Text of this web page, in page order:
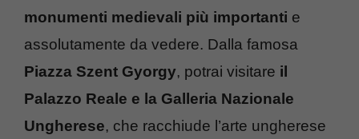
monumenti medievali più importanti e
assolutamente da vedere. Dalla famosa
Piazza Szent Gyorgy, potrai visitare il
Palazzo Reale e la Galleria Nazionale
Ungherese, che racchiude l’arte ungherese